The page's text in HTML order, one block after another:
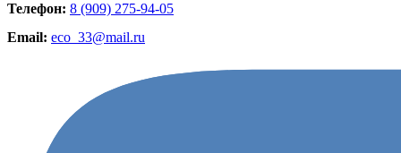
Телефон: 8 (909) 275-94-05
Email: eco_33@mail.ru